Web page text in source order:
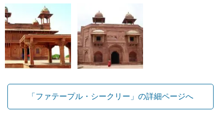
「ファテープル・シークリー」の詳細ページへ